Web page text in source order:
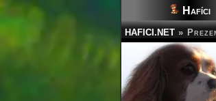
Hafíci
HAFICI.NET »